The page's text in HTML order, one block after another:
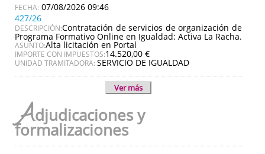
07/08/2026 09:46
427/26
DESCRIPCIÓN:Contratación de servicios de organización de
Programa Formativo Online en Igualdad: Activa La Racha.
ASUNTO:Alta licitación en Portal
IMPORTE CON IMPUESTOS:14.520,00 €
UNIDAD TRAMITADORA: SERVICIO DE IGUALDAD
Ver más
Adjudicaciones y
formalizaciones